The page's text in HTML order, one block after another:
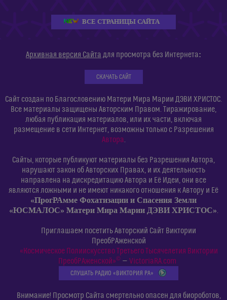
ВСЕ СТРАНИЦЫ САЙТА
Архивная версия Сайта для просмотра без Интернета:
СКАЧАТЬ САЙТ
Сайт создан по Благословению Матери Мира Марии ДЭВИ ХРИСТОС.
Все материалы защищены Авторским Правом. Тиражирование,
любая публикация материалов, или их части, включая
размещение в сети Интернет, возможны только с Разрешения
Автора
Сайты, которые публикуют материалы без Разрешения Автора,
нарушают закон об Авторских Правах, и их деятельность
направлена на дискредитацию Автора и Её Идеи, они все
являются ложными и не имеют никакого отношения к Автору и Её
«ПрогРАмме Фохатизации и Спасения Земли
«ЮСМАЛОС» Матери Мира Марии ДЭВИ ХРИСТОС»
Приглашаем посетить Авторский Сайт Виктории
ПреобРАженской
«Космическое Полиискусство Третьего Тысячелетия Виктории
ПреобРАженской»©— VictoriaRA.com
СЛУШАТЬ РАДИО «ВИКТОРИЯ РА»
Внимание! Просмотр Сайта смертельно опасен для биороботов,